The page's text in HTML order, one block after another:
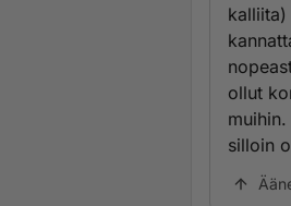
ollut
silloin